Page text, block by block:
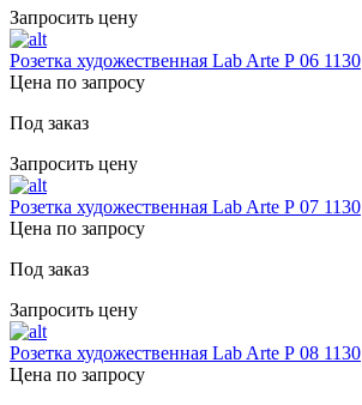
Запросить цену
Розетка художественная Lab Arte Р 06 1130
Цена по запросу
Под заказ
Запросить цену
Розетка художественная Lab Arte Р 07 1130
Цена по запросу
Под заказ
Запросить цену
Розетка художественная Lab Arte Р 08 1130
Цена по запросу